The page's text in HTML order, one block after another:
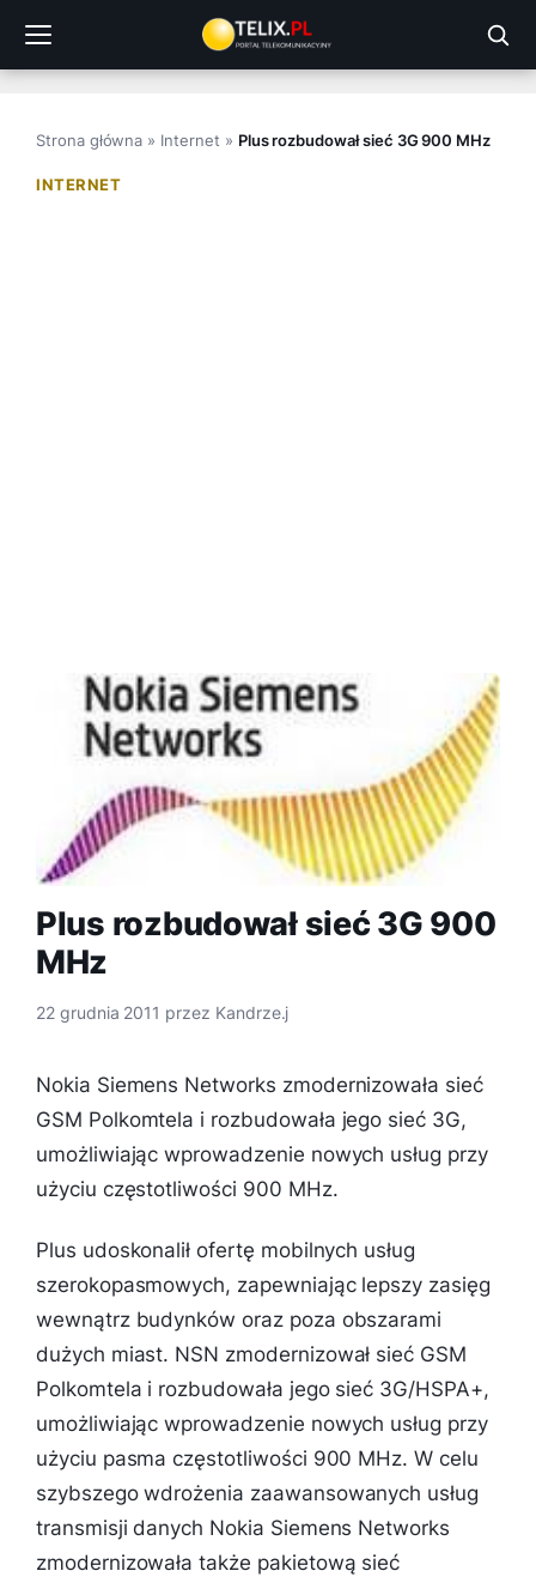
treści
Strona główna » Internet » Plus rozbudował sieć 3G 900 MHz
INTERNET
Plus rozbudował sieć 3G 900
MHz
22 grudnia 2011 przez Kandrze.j
Nokia Siemens Networks zmodernizowała sieć
GSM Polkomtela i rozbudowała jego sieć 3G,
umożliwiając wprowadzenie nowych usług przy
użyciu częstotliwości 900 MHz.
Plus udoskonalił ofertę mobilnych usług
szerokopasmowych, zapewniając lepszy zasięg
wewnątrz budynków oraz poza obszarami
dużych miast. NSN zmodernizował sieć GSM
Polkomtela i rozbudowała jego sieć 3G/HSPA+,
umożliwiając wprowadzenie nowych usług przy
użyciu pasma częstotliwości 900 MHz. W celu
szybszego wdrożenia zaawansowanych usług
transmisji danych Nokia Siemens Networks
zmodernizowała także pakietową sieć